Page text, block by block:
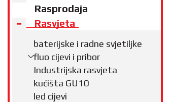
Rasprodaja
Rasvjeta
baterijske i radne svjetiljke
fluo cijevi i pribor
Industrijska rasvjeta
kućišta GU10
led cijevi